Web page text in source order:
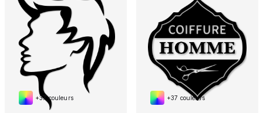
+37 couleurs +37 couleurs